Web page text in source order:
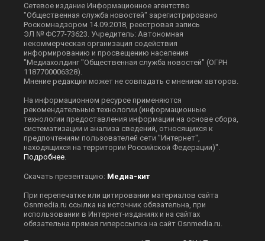
Сетевое издание Информационное агентство
"Общественная служба новостей" зарегистрировано
Роскомнадзором 14.09.2018, реестровая запись
ЭЛ № ФС77-73623. Учредитель: Автономная
некоммерческая организация содействия
информированию и просвещению населения
"Медиахолдинг "Общественная служба новостей" (ОГРН
1187700006328).
Мнение редакции может не совпадать с мнением авторов.
На информационном ресурсе применяются
рекомендательные технологии (информационные
технологии предоставления информации на основе сбора,
систематизации и анализа сведений, относящихся к
предпочтениям пользователей сети "Интернет",
находящихся на территории Российской Федерации)".
Подробнее
Скачать презентацию: Медиа-кит
При перепечатке или цитировании материалов сайта
Оsnmedia.ru ссылка на источник обязательна, при
использовании в Интернет-изданиях и на сайтах
обязательна прямая гиперссылка на сайт Оsnmedia.ru.